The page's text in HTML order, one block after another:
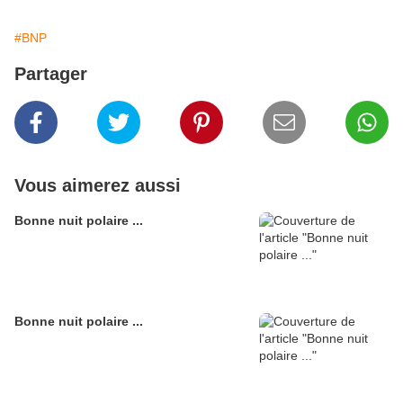
#BNP
Partager
Vous aimerez aussi
Bonne nuit polaire ...
Bonne nuit polaire ...